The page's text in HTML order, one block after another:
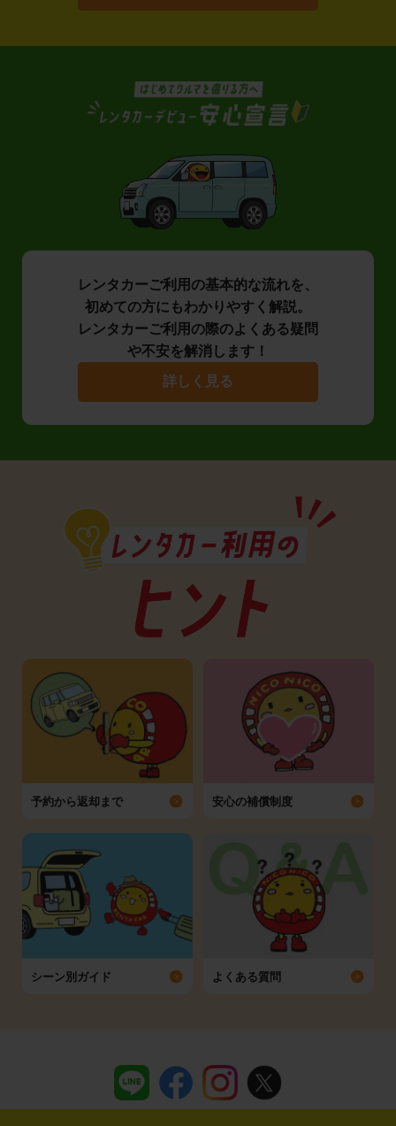
レンタカーご利用の基本的な流れを、
初めての方にもわかりやすく解説。
レンタカーご利用の際のよくある疑問
や不安を解消します！
詳しく見る
予約から返却まで 安心の補償制度
シーン別ガイド よくある質問